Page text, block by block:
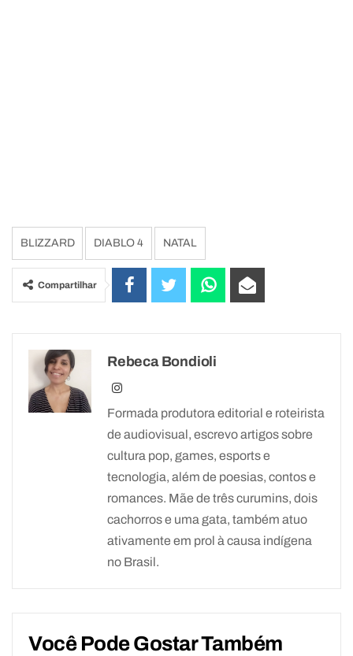
BLIZZARD DIABLO 4 NATAL
Compartilhar
Rebeca Bondioli
Formada produtora editorial e roteirista
de audiovisual, escrevo artigos sobre
cultura pop, games, esports e
tecnologia, além de poesias, contos e
romances. Mãe de três curumins, dois
cachorros e uma gata, também atuo
ativamente em prol à causa indígena
no Brasil.
Você Pode Gostar Também